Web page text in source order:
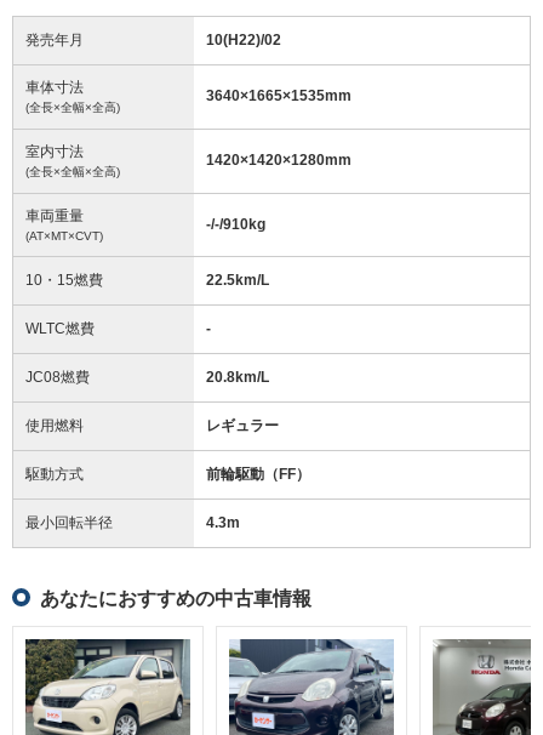
発売年月 10(H22)/02
車体寸法
(全長×全幅×全高)
3640×1665×1535mm
室内寸法
(全長×全幅×全高)
1420×1420×1280mm
車両重量
(AT×MT×CVT)
-/-/910kg
10・15燃費 22.5km/L
WLTC燃費 -
JC08燃費 20.8km/L
使用燃料 レギュラー
駆動方式 前輪駆動（FF）
最小回転半径 4.3m
あなたにおすすめの中古車情報